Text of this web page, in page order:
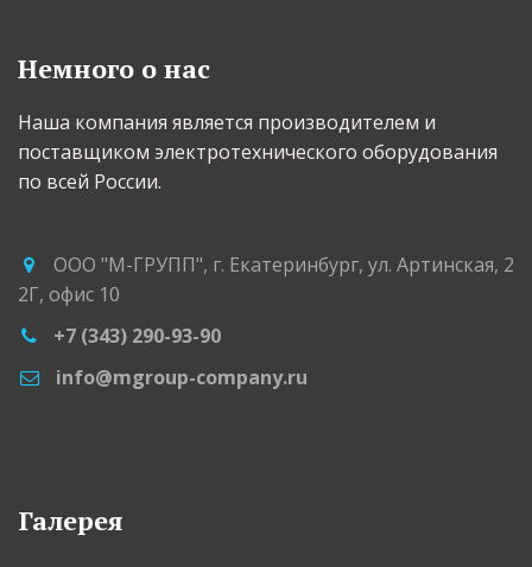
Немного о нас
Наша компания является производителем и
поставщиком электротехнического оборудования
по всей России.
ООО "М-ГРУПП", г. Екатеринбург, ул. Артинская, 2
2Г, офис 10
+7 (343) 290-93-90
info@mgroup-company.ru
Галерея